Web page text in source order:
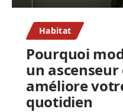
Habitat
Pourquoi
un
améliore
quotidien